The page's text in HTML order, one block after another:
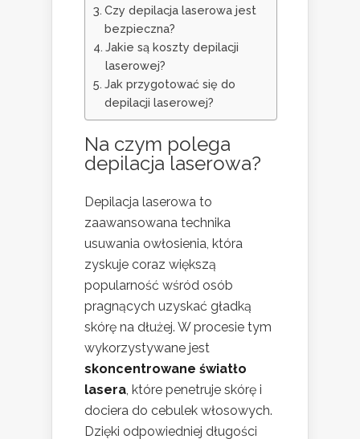
Czy depilacja laserowa jest
bezpieczna?
Jakie są koszty depilacji
laserowej?
Jak przygotować się do
depilacji laserowej?
Na czym polega
depilacja laserowa?
Depilacja laserowa to
zaawansowana technika
usuwania owłosienia, która
zyskuje coraz większą
popularność wśród osób
pragnących uzyskać gładką
skórę na dłużej. W procesie tym
wykorzystywane jest
skoncentrowane światło
lasera, które penetruje skórę i
dociera do cebulek włosowych.
Dzięki odpowiedniej długości